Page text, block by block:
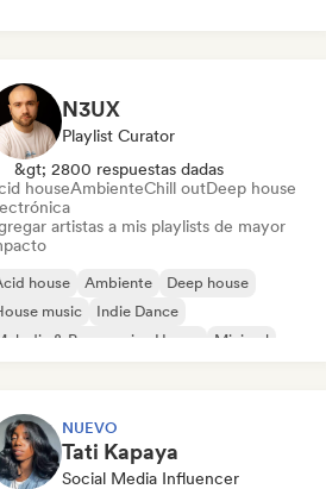
N3UX
Playlist Curator
&gt; 2800 respuestas dadas
houseAmbienteChill outDeep house
artistas a mis playlists de mayor
house Ambiente
Deep house
music
Indie Dance
& Progressive House
Minimal
NUEVO
Tati Kapaya
Social Media Influencer